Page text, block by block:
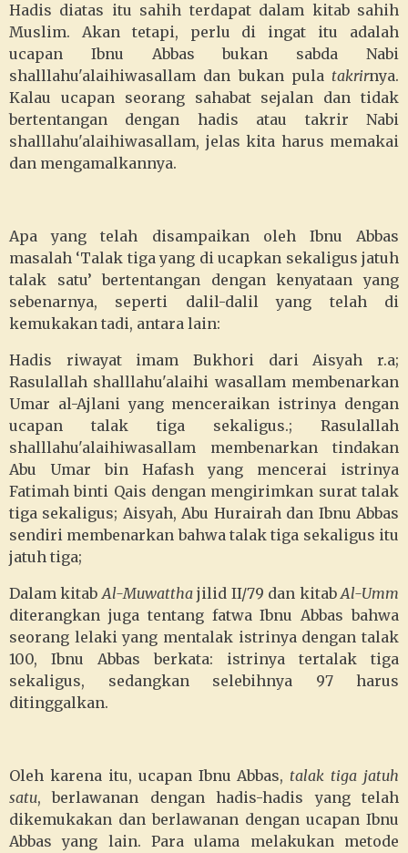
Hadis diatas itu sahih terdapat dalam kitab sahih
Muslim. Akan tetapi, perlu di ingat itu adalah
ucapan Ibnu Abbas bukan sabda Nabi
shalllahu'alaihiwasallam dan bukan pula takrirnya.
Kalau ucapan seorang sahabat sejalan dan tidak
bertentangan dengan hadis atau takrir Nabi
shalllahu'alaihiwasallam, jelas kita harus memakai
dan mengamalkannya.
Apa yang telah disampaikan oleh Ibnu Abbas
masalah ‘Talak tiga yang di ucapkan sekaligus jatuh
talak satu’ bertentangan dengan kenyataan yang
sebenarnya, seperti dalil-dalil yang telah di
kemukakan tadi, antara lain:
Hadis riwayat imam Bukhori dari Aisyah r.a;
Rasulallah shalllahu'alaihi wasallam membenarkan
Umar al-Ajlani yang menceraikan istrinya dengan
ucapan talak tiga sekaligus.; Rasulallah
shalllahu'alaihiwasallam membenarkan tindakan
Abu Umar bin Hafash yang mencerai istrinya
Fatimah binti Qais dengan mengirimkan surat talak
tiga sekaligus; Aisyah, Abu Hurairah dan Ibnu Abbas
sendiri membenarkan bahwa talak tiga sekaligus itu
jatuh tiga;
Dalam kitabAl-Muwatthajilid II/79 dan kitabAl-Umm
diterangkan juga tentang fatwa Ibnu Abbas bahwa
seorang lelaki yang mentalak istrinya dengan talak
100, Ibnu Abbas berkata: istrinya tertalak tiga
sekaligus, sedangkan selebihnya 97 harus
ditinggalkan.
Oleh karena itu, ucapan Ibnu Abbas, talak tiga jatuh
satu, berlawanan dengan hadis-hadis yang telah
dikemukakan dan berlawanan dengan ucapan Ibnu
Abbas yang lain. Para ulama melakukan metode